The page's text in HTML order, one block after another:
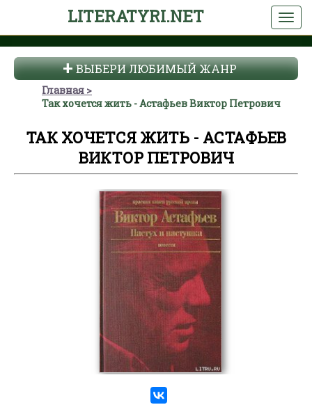
LITERATYRI.NET
ВЫБЕРИ ЛЮБИМЫЙ ЖАНР
Главная
Так хочется жить - Астафьев Виктор Петрович
ТАК ХОЧЕТСЯ ЖИТЬ - АСТАФЬЕВ
ВИКТОР ПЕТРОВИЧ